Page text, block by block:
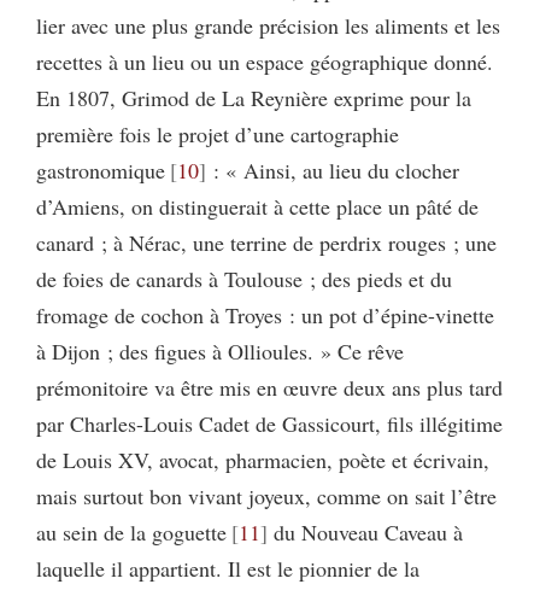
lier avec une plus grande précision les aliments et les
recettes à un lieu ou un espace géographique donné.
En 1807, Grimod de La Reynière exprime pour la
première fois le projet d’une cartographie
gastronomique 10 : « Ainsi, au lieu du clocher
d’Amiens, on distinguerait à cette place un pâté de
canard ; à Nérac, une terrine de perdrix rouges ; une
de foies de canards à Toulouse ; des pieds et du
fromage de cochon à Troyes : un pot d’épine-vinette
à Dijon ; des figues à Ollioules. » Ce rêve
prémonitoire va être mis en œuvre deux ans plus tard
par Charles-Louis Cadet de Gassicourt, fils illégitime
de Louis XV, avocat, pharmacien, poète et écrivain,
mais surtout bon vivant joyeux, comme on sait l’être
au sein de la goguette 11 du Nouveau Caveau à
laquelle il appartient. Il est le pionnier de la